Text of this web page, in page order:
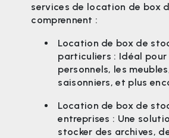
services de location de box
comprennent :
Location de box de
particuliers : Idéal pour
personnels, les
saisonniers, et plus
Location de box de
entreprises : Une
stocker des archives,